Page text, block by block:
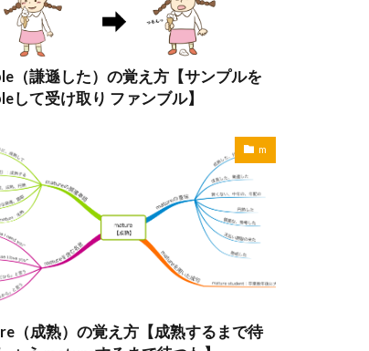
（謙遜した）の覚え方【サンプルを
して受け取り ファンブル】
m
（成熟）の覚え方【成熟するまで待